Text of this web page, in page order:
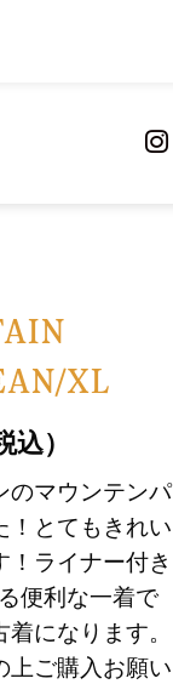
XL
込）
のマウンテンパ
！とてもきれい
！ライナー付き
便利な一着で
になります。
上ご購入お願い